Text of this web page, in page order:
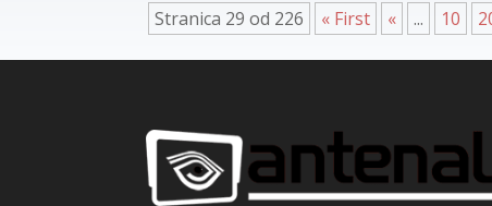
Stranica 29 od 226 « First « ... 10